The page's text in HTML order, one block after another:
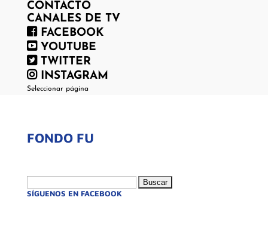
CONTACTO
CANALES DE TV
FACEBOOK
YOUTUBE
TWITTER
INSTAGRAM
Seleccionar página
FONDO FU
SÍGUENOS EN FACEBOOK